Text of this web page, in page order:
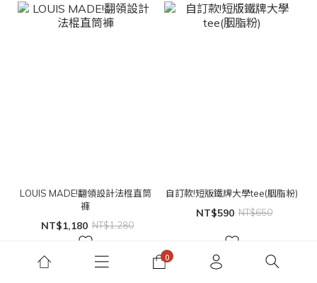
LOUIS MADE!翻領設計法棍直筒
褲
NT$1,180 NT$1,280
自訂款!短版鐵牌大學tee(胭脂粉)
NT$590 NT$650